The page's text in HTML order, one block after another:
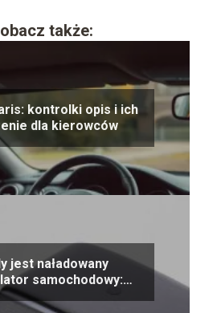
także:
kontrolki opis i ich
dla kierowców
jest naładowany
samochodowy:
i wskazówki